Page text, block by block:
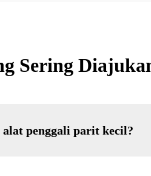
Sering
alat penggali parit kecil?